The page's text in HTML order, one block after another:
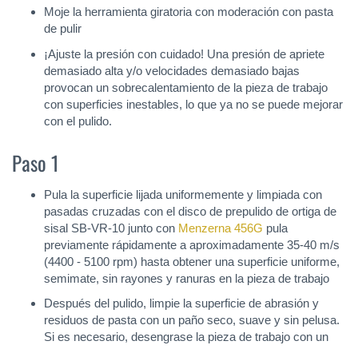
Moje la herramienta giratoria con moderación con pasta
de pulir
¡Ajuste la presión con cuidado! Una presión de apriete
demasiado alta y/o velocidades demasiado bajas
provocan un sobrecalentamiento de la pieza de trabajo
con superficies inestables, lo que ya no se puede mejorar
con el pulido.
Paso 1
Pula la superficie lijada uniformemente y limpiada con
pasadas cruzadas con el disco de prepulido de ortiga de
sisal SB-VR-10 junto con Menzerna 456G pula
previamente rápidamente a aproximadamente 35-40 m/s
(4400 - 5100 rpm) hasta obtener una superficie uniforme,
semimate, sin rayones y ranuras en la pieza de trabajo
Después del pulido, limpie la superficie de abrasión y
residuos de pasta con un paño seco, suave y sin pelusa.
Si es necesario, desengrase la pieza de trabajo con un